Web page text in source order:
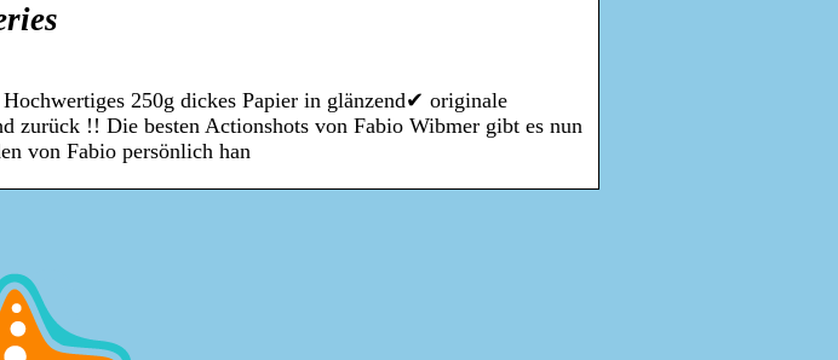
250g dickes Papier in glänzend✔ originale
zurück !! Die besten Actionshots von Fabio Wibmer gibt es nun
von Fabio persönlich han